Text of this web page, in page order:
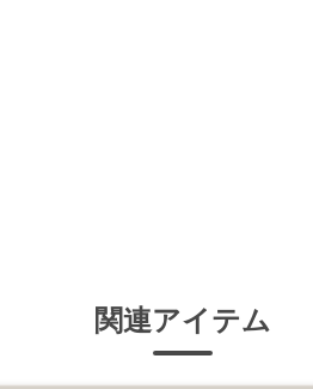
関連アイテム